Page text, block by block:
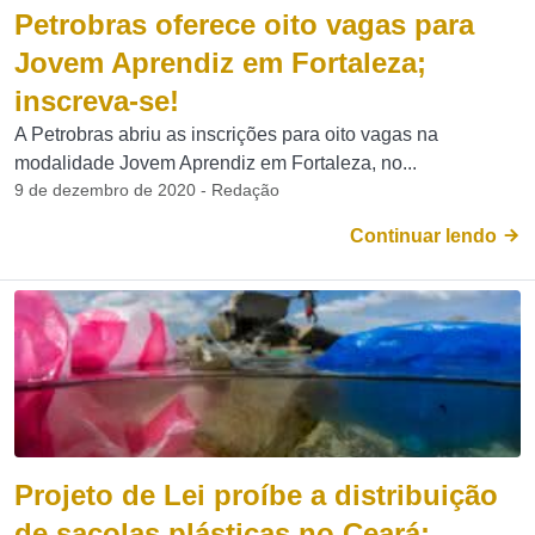
Petrobras oferece oito vagas para
Jovem Aprendiz em Fortaleza;
inscreva-se!
A Petrobras abriu as inscrições para oito vagas na
modalidade Jovem Aprendiz em Fortaleza, no...
9 de dezembro de 2020 - Redação
Continuar lendo
Projeto de Lei proíbe a distribuição